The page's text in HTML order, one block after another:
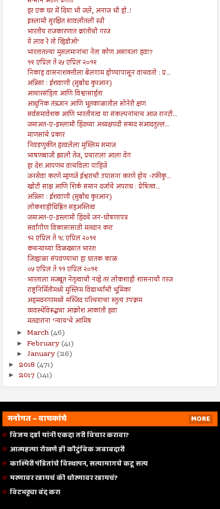
हर एक घर में दिया भी जले, अनाज भी हो..!
इस्लामी सुरक्षित सावलीतली स्त्री
भारतीय राजकारणात क्रांतीची गरज
ये लाव रे तो व्हिडीओ’
भारतातल्या मुसलमानांचा नेता कोण असायला हवा?
१९ एप्रिल ते २५ एप्रिल २०१९
निकाह वासनाशक्तीला बेलगाम होण्यापासून वाचवतो : प्र...
अन्निसा : ईशवाणी (सुबोध कुरआन)
आचारसंहिता आणि विश्वासार्हता
आधुनिक तंत्रज्ञान आणि भूतकाळातील सोनेरी क्षण
सर्वसमावेशक आणि भारतीयत्व या संकल्पनांचाच आज रानटी...
जमाअत-ए-इस्लामी हिंदच्या अध्यक्षपदी सय्यद सआदतुल्ल...
माणसांचे प्रकार
निवडणुकीत हरवलेला मुस्लिम समाज
भाषणबाजी झाली तेज, प्रचाराला आला वेग
हा देश आपणच वाचविला पाहिजे
जनसेवा करणे म्हणजे ईश्वराची उपासना करणे होय -रफीकु...
खोटी साक्ष आणि शिर्क समान दर्जाचे अपराध : प्रेषितव...
अन्निसा : ईशवाणी (सुबोध कुरआन)
लोकशाहीधिष्ठित सहअस्तित्व
जमाअत-ए-इस्लामी हिंदचे जन-घोषणापत्र
सर्वांगीण विकासासाठी मतदान करा
१२ एप्रिल ते १८ एप्रिल २०१९
कचऱ्याच्या विळख्यात भारत!
जिव्हाळा संपवण्याचा हा घातक काळ
०५ एप्रिल ते ११ एप्रिल २०१९
भारताला मजबूत नेतृत्वाची नव्हे तर लोकशाही शासनाची गरज
राष्ट्रनिर्मितीमध्ये मुस्लिम विद्यार्थ्यांची भूमिका
अहमदनगरमध्ये मस्जिद परिचयाचा स्तुत्य उपक्रम
व्यवस्थेविरूद्धचा आक्रोश आकांती हवा
मतदारांना ‘न्याय’चे आमिष
► March(46)
► February(41)
► January(26)
► 2018 (471)
► 2017 (141)
मनोगत – वाचकांचे
MORE
विजय दर्डा यांनी एकदा तरी विचार करावा?
आत्महत्या रोखणे ही कौटुंबिक जबाबदारी
काश्मिरी पंडितांचे विस्थापन, सत्यामागचे कटू सत्य
मरणावर रडायचं की धोरणावर रडायचं?
विटभट्ट्या बंद करा